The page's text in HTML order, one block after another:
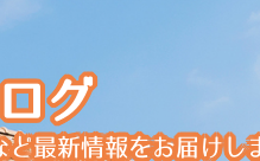
グ
最新情報をお届けし